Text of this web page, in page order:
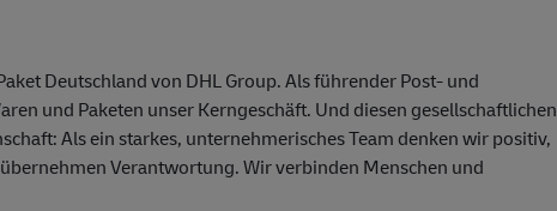
Deutschland von DHL Group. Als führender Post- und
und Paketen unser Kerngeschäft. Und diesen gesellschaftlichen
Als ein starkes, unternehmerisches Team denken wir positiv,
Verantwortung. Wir verbinden Menschen und